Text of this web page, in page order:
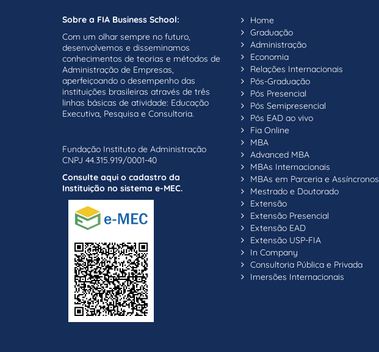
Sobre a FIA Business School:
Com um olhar sempre no futuro,
desenvolvemos e disseminamos
conhecimentos de teorias e métodos de
Administração de Empresas,
aperfeiçoando o desempenho das
instituições brasileiras através de três
linhas básicas de atividade: Educação
Executiva, Pesquisa e Consultoria.
Fundação Instituto de Administração
CNPJ 44.315.919/0001-40
Consulte aqui o cadastro da
Instituição no sistema e-MEC.
Home
Graduação
Administração
Economia
Relações Internacionais
Pós-Graduação
Pós Presencial
Pós Semipresencial
Pós EAD ao vivo
Fia Online
MBA
Advanced MBA
MBAs Internacionais
MBAs em Parceria e Assíncronos
Mestrado e Doutorado
Extensão
Extensão Presencial
Extensão EAD
Extensão USP-FIA
In Company
Consultoria Pública e Privada
Imersões Internacionais